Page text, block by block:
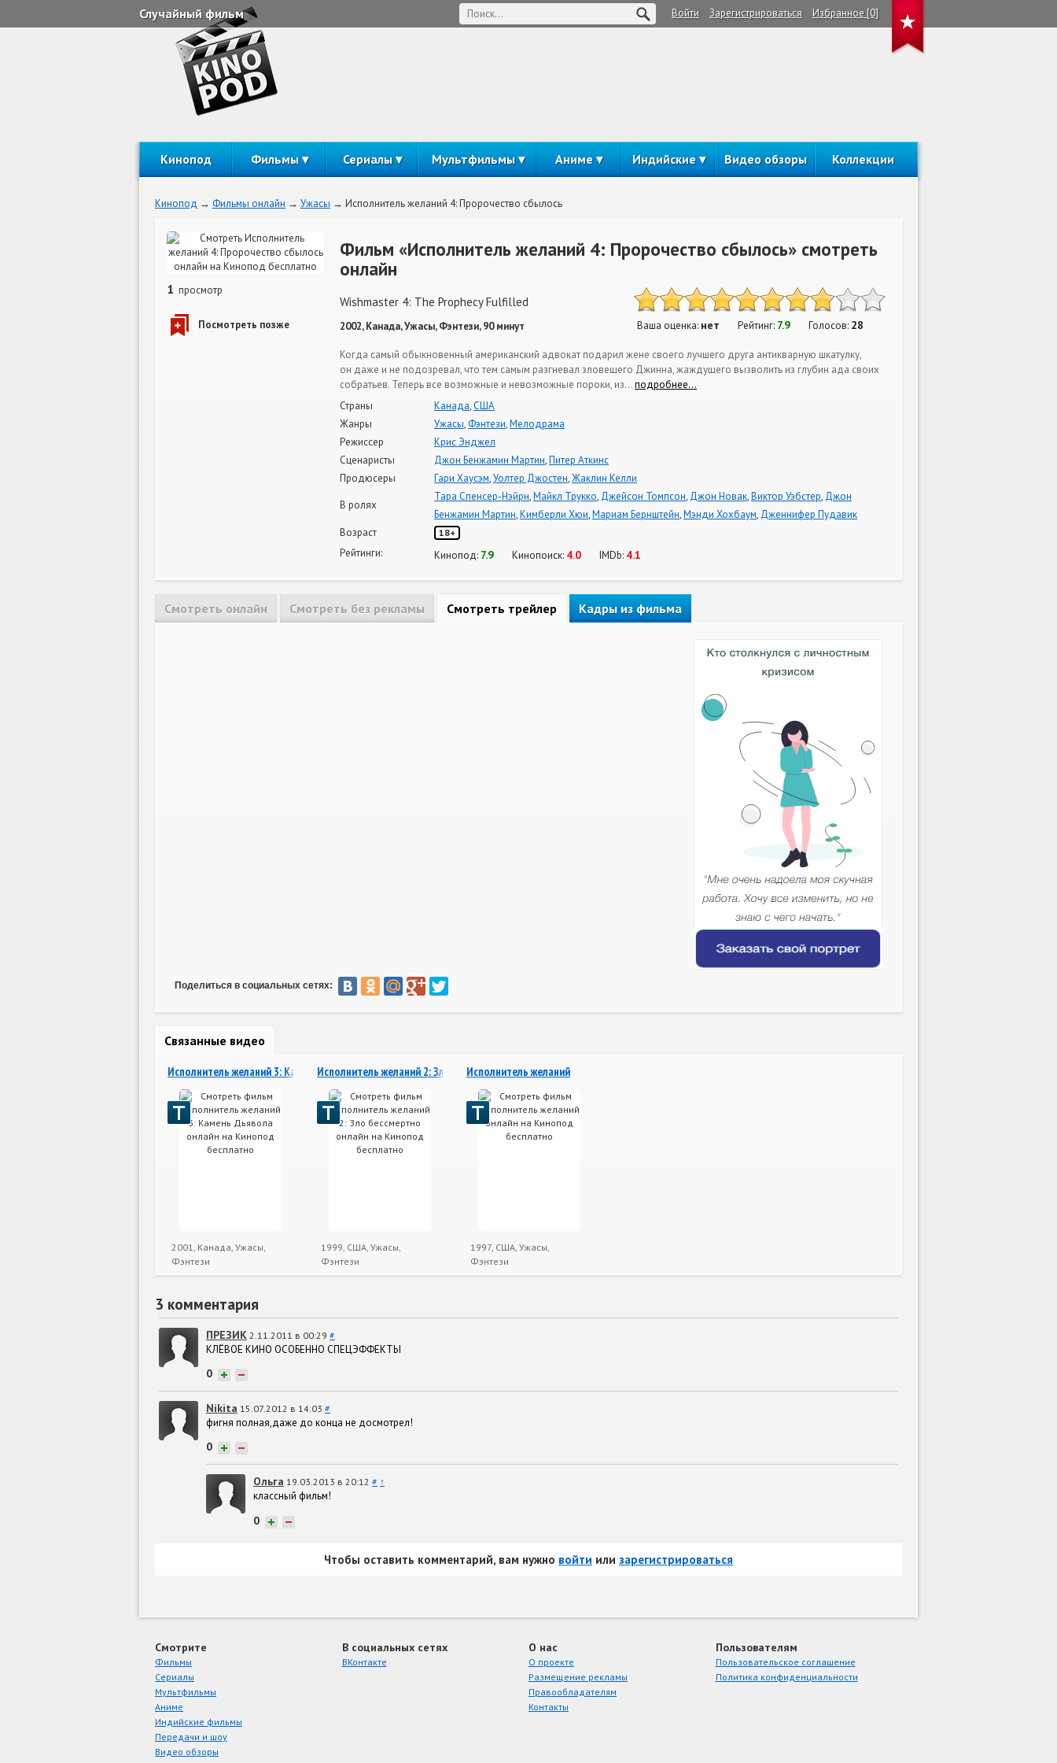
Случайный фильм Войти Зарегистрироваться Избранное [0]
Кинопод Фильмы Сериалы Мультфильмы Аниме Индийские Видео обзоры Коллекции
Кинопод Фильмы онлайн Ужасы Исполнитель желаний 4: Пророчество сбылось
1 просмотр
Фильм «Исполнитель желаний 4: Пророчество сбылось» смотреть
онлайн
Wishmaster 4: The Prophecy Fulfilled
2002, Канада, Ужасы, Фэнтези, 90 минут Ваша оценка: нет Рейтинг: 7.9 Голосов: 28
Когда самый обыкновенный американский адвокат подарил жене своего лучшего друга антикварную шкатулку,
он даже и не подозревал, что тем самым разгневал зловещего Джинна, жаждущего вызволить из глубин ада своих
собратьев. Теперь все возможные и невозможные пороки, из…подробнее…
Страны
Канада,США
Жанры
Ужасы,Фэнтези,Мелодрама
Режиссер
Крис Энджел
Сценаристы
Джон Бенжамин Мартин,Питер Аткинс
Продюсеры
Гари Хаусэм,Уолтер Джостен,Жаклин Келли
В ролях
Тара Спенсер-Нэйрн,Майкл Трукко, Джейсон Томпсон, Джон Новак,Виктор Уэбстер, Джон
Бенжамин Мартин,Кимберли Хюи,Мариам Бернштейн,Мэнди Хохбаум, Дженнифер Пудавик
Возраст
18+
Рейтинги: Кинопод: 7.9 Кинопоиск: 4.0 IMDb: 4.1
Смотреть онлайн Смотреть без рекламы Смотреть трейлер Кадры из фильма
Поделиться в социальных сетях:
Связанные видео
Исполнитель желаний 3: Камень Дьявола
2001, Канада, Ужасы,
Фэнтези
Исполнитель желаний 2: Зло бессмертно
1999, США, Ужасы,
Фэнтези
Исполнитель желаний
1997, США, Ужасы,
Фэнтези
3 комментария
ПРЕЗИК 2.11.2011 в 00:29 #
КЛЁВОЕ КИНО ОСОБЕННО СПЕЦЭФФЕКТЫ
0 + −
Nikita 15.07.2012 в 14:03 #
фигня полная,даже до конца не досмотрел!
0 + −
Ольга 19.03.2013 в 20:12 # ↑
классный фильм!
0 + −
Чтобы оставить комментарий, вам нужно войти или зарегистрироваться
Смотрите
Фильмы
Сериалы
Мультфильмы
Аниме
Индийские фильмы
Передачи и шоу
Видео обзоры
В социальных сетях
ВКонтакте
О нас
О проекте
Размещение рекламы
Правообладателям
Контакты
Пользователям
Пользовательское соглашение
Политика конфиденциальности